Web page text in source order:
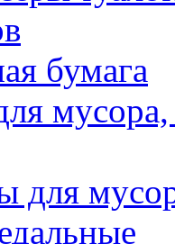
бумага
для